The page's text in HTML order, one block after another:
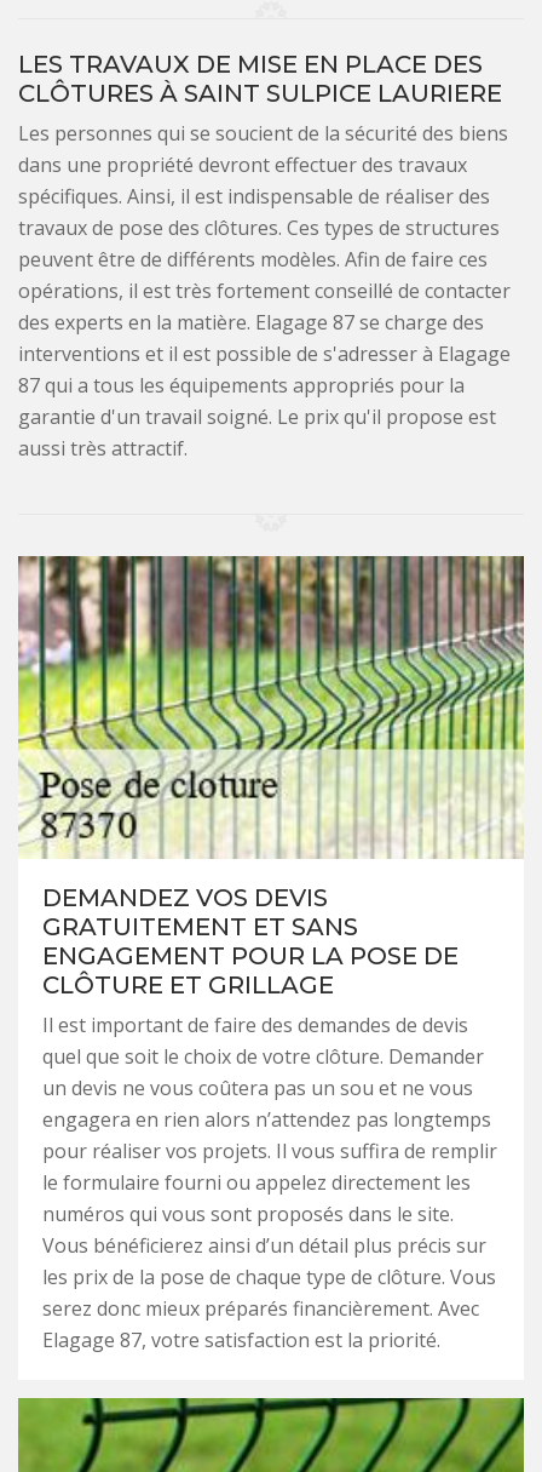
LES TRAVAUX DE MISE EN PLACE DES
CLÔTURES À SAINT SULPICE LAURIERE
Les personnes qui se soucient de la sécurité des biens
dans une propriété devront effectuer des travaux
spécifiques. Ainsi, il est indispensable de réaliser des
travaux de pose des clôtures. Ces types de structures
peuvent être de différents modèles. Afin de faire ces
opérations, il est très fortement conseillé de contacter
des experts en la matière. Elagage 87 se charge des
interventions et il est possible de s'adresser à Elagage
87 qui a tous les équipements appropriés pour la
garantie d'un travail soigné. Le prix qu'il propose est
aussi très attractif.
DEMANDEZ VOS DEVIS
GRATUITEMENT ET SANS
ENGAGEMENT POUR LA POSE DE
CLÔTURE ET GRILLAGE
Il est important de faire des demandes de devis
quel que soit le choix de votre clôture. Demander
un devis ne vous coûtera pas un sou et ne vous
engagera en rien alors n’attendez pas longtemps
pour réaliser vos projets. Il vous suffira de remplir
le formulaire fourni ou appelez directement les
numéros qui vous sont proposés dans le site.
Vous bénéficierez ainsi d’un détail plus précis sur
les prix de la pose de chaque type de clôture. Vous
serez donc mieux préparés financièrement. Avec
Elagage 87, votre satisfaction est la priorité.